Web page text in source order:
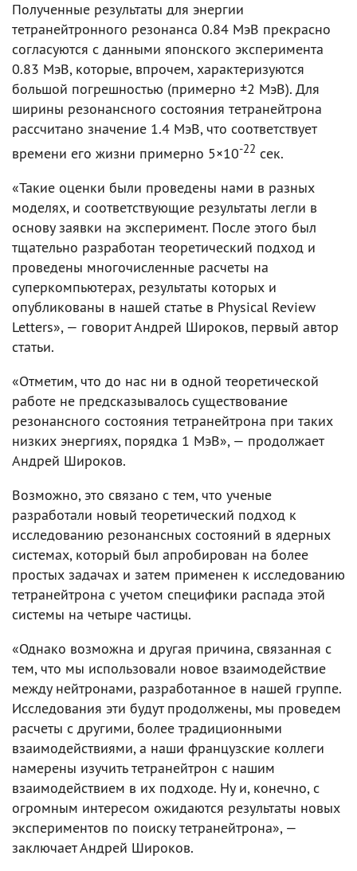
Полученные результаты для энергии
тетранейтронного резонанса 0.84 МэВ прекрасно
согласуются с данными японского эксперимента
0.83 МэВ, которые, впрочем, характеризуются
большой погрешностью (примерно ±2 МэВ). Для
ширины резонансного состояния тетранейтрона
рассчитано значение 1.4 МэВ, что соответствует
времени его жизни примерно 5×10-22 сек.
«Такие оценки были проведены нами в разных
моделях, и соответствующие результаты легли в
основу заявки на эксперимент. После этого был
тщательно разработан теоретический подход и
проведены многочисленные расчеты на
суперкомпьютерах, результаты которых и
опубликованы в нашей статье в Physical Review
Letters», — говорит Андрей Широков, первый автор
статьи.
«Отметим, что до нас ни в одной теоретической
работе не предсказывалось существование
резонансного состояния тетранейтрона при таких
низких энергиях, порядка 1 МэВ», — продолжает
Андрей Широков.
Возможно, это связано с тем, что ученые
разработали новый теоретический подход к
исследованию резонансных состояний в ядерных
системах, который был апробирован на более
простых задачах и затем применен к исследованию
тетранейтрона с учетом специфики распада этой
системы на четыре частицы.
«Однако возможна и другая причина, связанная с
тем, что мы использовали новое взаимодействие
между нейтронами, разработанное в нашей группе.
Исследования эти будут продолжены, мы проведем
расчеты с другими, более традиционными
взаимодействиями, а наши французские коллеги
намерены изучить тетранейтрон с нашим
взаимодействием в их подходе. Ну и, конечно, с
огромным интересом ожидаются результаты новых
экспериментов по поиску тетранейтрона», —
заключает Андрей Широков.